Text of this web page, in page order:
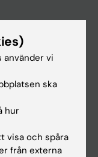
använder vi
ska
hur
visa och spåra
från externa